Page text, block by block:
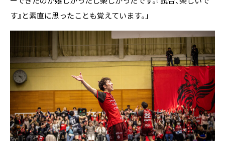
す』と素直に思ったことも覚えています。」